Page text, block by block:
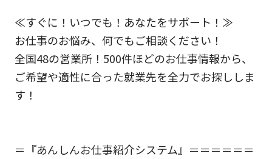
≪すぐに！いつでも！あなたをサポート！≫
お仕事のお悩み、何でもご相談ください！
全国48の営業所！500件ほどのお仕事情報から、
ご希望や適性に合った就業先を全力でお探ししま
す！
＝『あんしんお仕事紹介システム』＝＝＝＝＝＝